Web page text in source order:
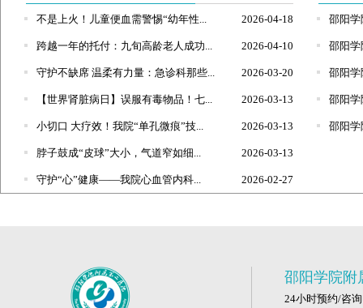
不是上火！儿童便血需警惕“幼年性... 2026-04-18
跨越一年的托付：九旬高龄老人成功... 2026-04-10
守护不缺席 温柔有力量：急诊科那些... 2026-03-20
【世界肾脏病日】误服有毒物品！七... 2026-03-13
小切口 大疗效！我院“单孔微痕”技... 2026-03-13
脖子鼓成“皮球”大小，气道窄如细... 2026-03-13
守护“心”健康——我院心血管内科... 2026-02-27
邵阳学
邵阳学
邵阳学
邵阳学
邵阳学
邵阳学院附
24小时预约/咨